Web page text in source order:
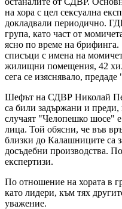
на хора с цел сексуална
докладвали периодично.
група, като част от
ясно по време на
списъци с имена на
жилищни помещения, 42
сега се изяснявало, предаде
Шефът на СДВР Николай
са били задържани и
случаят "Челопешко шосе" е
лица. Той обясни, че във
близки до Калашниците са
досъдебни производства.
експертизи.
По отношение на хората в
като лидери, към тях
уважение.